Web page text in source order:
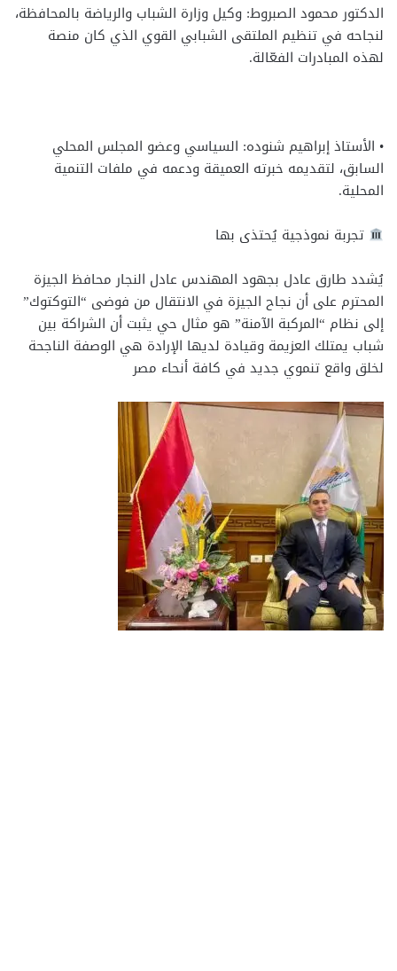
الدكتور محمود الصبروط: وكيل وزارة الشباب والرياضة بالمحافظة،
لنجاحه في تنظيم الملتقى الشبابي القوي الذي كان منصة
لهذه المبادرات الفعّالة.
• الأستاذ إبراهيم شنوده: السياسي وعضو المجلس المحلي
السابق، لتقديمه خبرته العميقة ودعمه في ملفات التنمية
المحلية.
تجربة نموذجية يُحتذى بها
يُشدد طارق عادل بجهود المهندس عادل النجار محافظ الجيزة
المحترم على أن نجاح الجيزة في الانتقال من فوضى “التوكتوك”
إلى نظام “المركبة الآمنة” هو مثال حي يثبت أن الشراكة بين
شباب يمتلك العزيمة وقيادة لديها الإرادة هي الوصفة الناجحة
لخلق واقع تنموي جديد في كافة أنحاء مصر